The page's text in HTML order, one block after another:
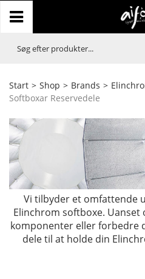
Start > Shop > Brands >
Softboxar Reservedele
Vi tilbyder et omfattende
Elinchrom softboxe.
komponenter eller forbedre
dele til at holde din